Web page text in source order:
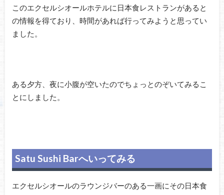
このエクセルシオールホテルに日本食レストランがあると
の情報を得ており、時間があれば行ってみようと思ってい
ました。
ある夕方、夜に小腹が空いたのでちょっとのぞいてみるこ
とにしました。
Satu Sushi Barへいってみる
エクセルシオールのラウンジバーのある一画にその日本食